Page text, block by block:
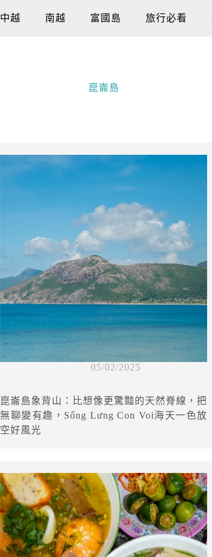
中越 南越 富國島 旅行必看
崑崙島
05/02/2025
崑崙島象背山：比想像更驚豔的天然脊線，把
無聊變有趣，Sống Lưng Con Voi海天一色放
空好風光